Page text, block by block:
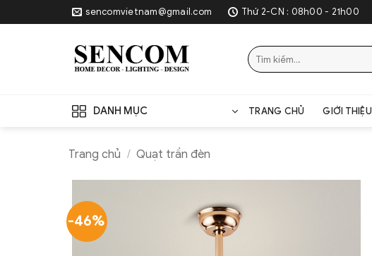
to
sencomvietnam@gmail.com Thứ 2-CN : 08h00 - 21h00
Tìm
kiếm:
DANH MỤC TRANG CHỦ GIỚI THIỆU
Trang chủ / Quạt trần đèn
-46%